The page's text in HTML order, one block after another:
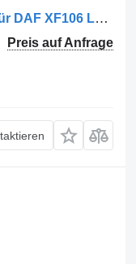
Apărător de noroi, ax secundar sus dreapta (1875551, 1875552) Kotflügel für DAF XF106 LKW
Preis auf Anfrage